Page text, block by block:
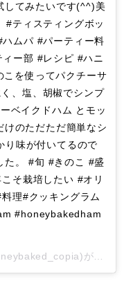
してみたいです(^^)美
#ティスティングボッ
ムパ #パーティー料
ー部 #レシピ #ハニ
を使ってパクチーサ
、塩、胡椒でシンプ
ベイクドハム とモッ
けのただただ簡単なシ
り味が付いてるので
た。 #旬 #きのこ #盛
そ栽培したい #オリ
理#クッキングラム
#honeybakedham
がシェアした投稿 -